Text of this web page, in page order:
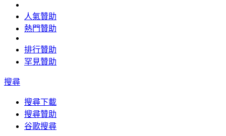
人氣贊助
熱門贊助
排行贊助
罕見贊助
搜尋
搜尋下載
搜尋贊助
谷歌搜尋